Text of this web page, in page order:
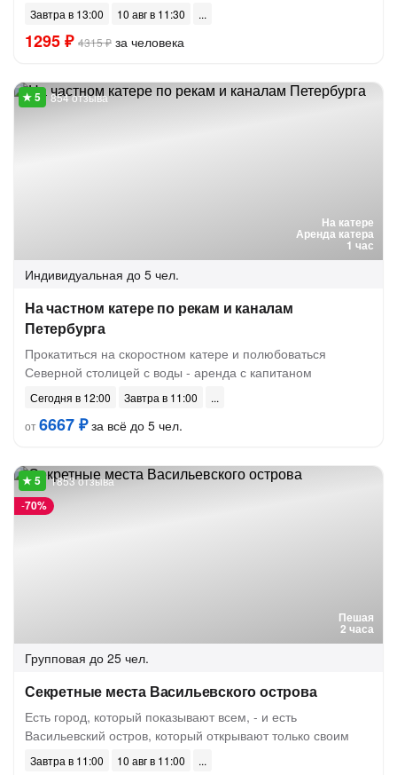
Завтра в 13:00 10 авг в 11:30
1295 ₽ 4315 ₽ за человека
На катере
Аренда катера
1 час
854 отзыва
Индивидуальная до 5 чел.
На частном катере по рекам и каналам
Петербурга
Прокатиться на скоростном катере и полюбоваться
Северной столицей с воды - аренда с капитаном
Сегодня в 12:00
Завтра в 11:00
от6667 ₽за всё до 5 чел.
Пешая
2 часа
-70%
1853 отзыва
Групповая до 25 чел.
Секретные места Васильевского острова
Есть город, который показывают всем, - и есть
Васильевский остров, который открывают только своим
Завтра в 11:00 10 авг в 11:00